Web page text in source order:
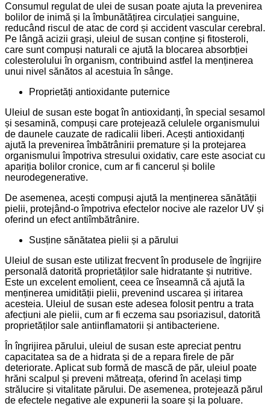
Consumul regulat de ulei de susan poate ajuta la prevenirea
bolilor de inimă și la îmbunătățirea circulației sanguine,
reducând riscul de atac de cord și accident vascular cerebral.
Pe lângă acizii grași, uleiul de susan conține și fitosteroli,
care sunt compuși naturali ce ajută la blocarea absorbției
colesterolului în organism, contribuind astfel la menținerea
unui nivel sănătos al acestuia în sânge.
Proprietăți antioxidante puternice
Uleiul de susan este bogat în antioxidanți, în special sesamol
și sesamină, compuși care protejează celulele organismului
de daunele cauzate de radicalii liberi. Acești antioxidanți
ajută la prevenirea îmbătrânirii premature și la protejarea
organismului împotriva stresului oxidativ, care este asociat cu
apariția bolilor cronice, cum ar fi cancerul și bolile
neurodegenerative.
De asemenea, acești compuși ajută la menținerea sănătății
pielii, protejând-o împotriva efectelor nocive ale razelor UV și
oferind un efect antiîmbătrânire.
Susține sănătatea pielii și a părului
Uleiul de susan este utilizat frecvent în produsele de îngrijire
personală datorită proprietăților sale hidratante și nutritive.
Este un excelent emolient, ceea ce înseamnă că ajută la
menținerea umidității pielii, prevenind uscarea și iritarea
acesteia. Uleiul de susan este adesea folosit pentru a trata
afecțiuni ale pielii, cum ar fi eczema sau psoriazisul, datorită
proprietăților sale antiinflamatorii și antibacteriene.
În îngrijirea părului, uleiul de susan este apreciat pentru
capacitatea sa de a hidrata și de a repara firele de păr
deteriorate. Aplicat sub formă de mască de păr, uleiul poate
hrăni scalpul și preveni mătreața, oferind în același timp
strălucire și vitalitate părului. De asemenea, protejează părul
de efectele negative ale expunerii la soare și la poluare.